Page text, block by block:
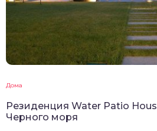
Дома
Резиденция Water Patio
Черного моря